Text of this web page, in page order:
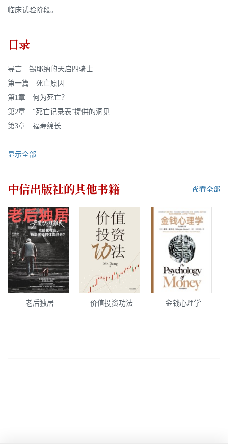
临床试验阶段。
目录
导言 锡耶纳的天启四骑士
第一篇 死亡原因
第1章 何为死亡？
第2章 “死亡记录表”提供的洞见
第3章 福寿绵长
显示全部
中信出版社的其他书籍 查看全部
老后独居 价值投资功法 金钱心理学